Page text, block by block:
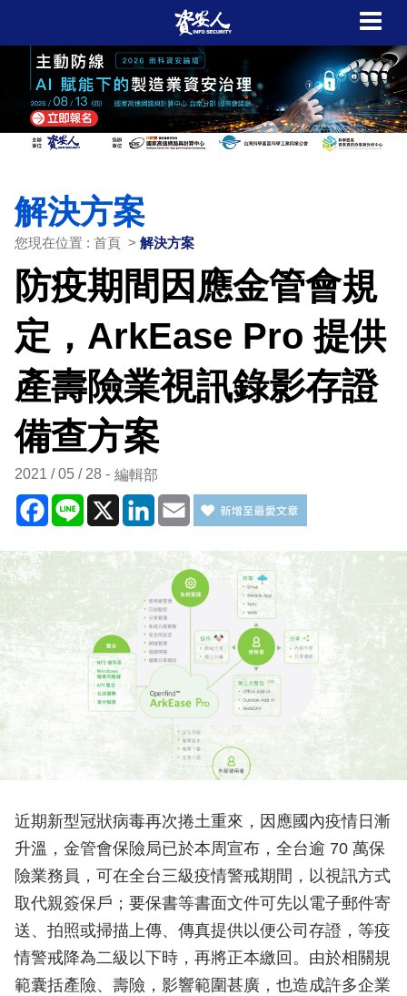
解決方案
您現在位置 : 首頁 > 解決方案
防疫期間因應金管會規
定，ArkEase Pro 提供
產壽險業視訊錄影存證
備查方案
2021 / 05 / 28 編輯部
Facebook
Line X LinkedIn
Email
近期新型冠狀病毒再次捲土重來，因應國內疫情日漸
升溫，金管會保險局已於本周宣布，全台逾 70 萬保
險業務員，可在全台三級疫情警戒期間，以視訊方式
取代親簽保戶；要保書等書面文件可先以電子郵件寄
送、拍照或掃描上傳、傳真提供以便公司存證，等疫
情警戒降為二級以下時，再將正本繳回。由於相關規
範囊括產險、壽險，影響範圍甚廣，也造成許多企業